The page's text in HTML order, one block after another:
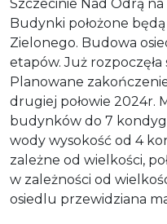
Szczecinie Nad Odrą
Budynki położone
Zielonego. Budowa
etapów. Już rozpoczęła
Planowane
drugiej połowie 2024r.
budynków do 7
wody wysokość od 4
zależne od wielkości,
w zależności od
osiedlu przewidziana